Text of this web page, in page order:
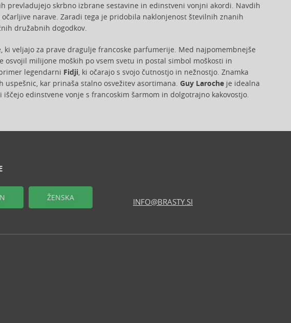
prevladujejo skrbno izbrane sestavine in edinstveni vonjni akordi. Navdih
narave. Zaradi tega je pridobila naklonjenost številnih znanih
družabnih dogodkov.
veljajo za prave dragulje francoske parfumerije. Med najpomembnejše
osvojil milijone moških po vsem svetu in postal simbol moškosti in
legendarni Fidji, ki očarajo s svojo čutnostjo in nežnostjo. Znamka
kar prinaša stalno osvežitev asortimana. Guy Larocheje idealna
edinstvene vonje s francoskim šarmom in dolgotrajno kakovostjo.
ŽENSKA INFO@BRASTY.SI